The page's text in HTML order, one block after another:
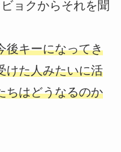
ョクからそれを聞
後キーになってき
けた人みたいに活
ちはどうなるのか